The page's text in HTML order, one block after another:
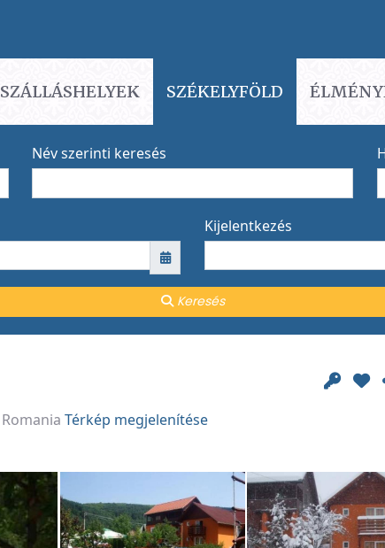
SZÁLLÁSHELYEK SZÉKELYFÖLD
Név szerinti keresés
Kijelentkezés
Keresés
Térkép megjelenítése